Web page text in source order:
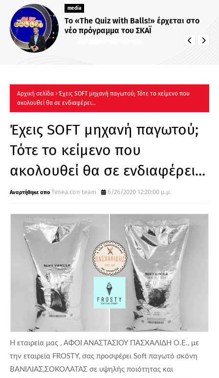
media
Το «The Quiz with Balls!» έρχεται στο
νέο πρόγραμμα του ΣΚΑΪ
Αρχική σελίδα
Έχεις SOFT μηχανή παγωτού; Τότε το κείμενο που
ακολουθεί θα σε ενδιαφέρει...
Έχεις SOFT μηχανή παγωτού;
Τότε το κείμενο που
ακολουθεί θα σε ενδιαφέρει...
Tvnea.con team 6/26/2020 12:20:00 μ.μ.
Η εταιρεία μας , AΦΟΙ ΑΝΑΣΤΑΣΙΟΥ ΠΑΣΧΑΛΙΔΗ Ο.Ε., με
την εταιρεία FROSTY, σας προσφέρει Soft παγωτό σκόνη
ΒΑΝΙΛΙΑΣ,ΣΟΚΟΛΑΤΑΣ σε υψηλής ποιότητας και